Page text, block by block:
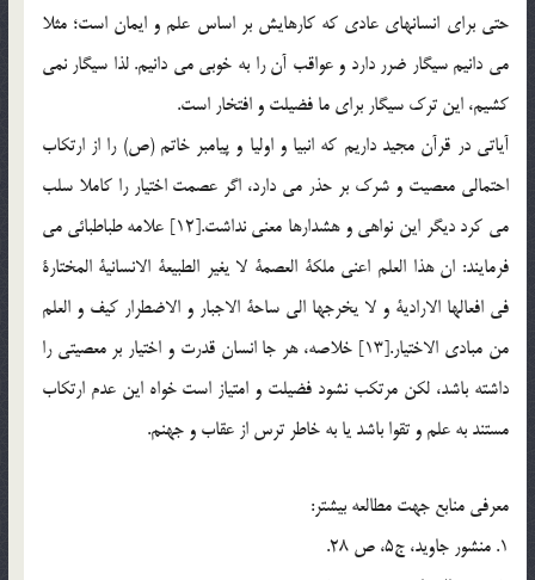
حتي براي انسانهاي عادي كه کارهايش بر اساس علم و ايمان است؛ مثلا
مي دانيم سيگار ضرر دارد و عواقب آن را به خوبي مي دانيم. لذا سيگار نمي
كشيم، اين ترك سيگار براي ما فضيلت و افتخار است.
آياتي در قرآن مجيد داريم كه انبيا و اوليا و پيامبر خاتم (ص) را از ارتكاب
احتمالي معصيت و شرك بر حذر مي دارد، اگر عصمت اختيار را كاملا سلب
مي كرد ديگر اين نواهي و هشدارها معني نداشت.[12] علامه طباطبائي مي
فرمايند: ان هذا العلم اعني ملكة العصمة لا يغير الطبيعة الانسانية المختارة
في افعالها الارادية و لا يخرجها الي ساحة الاجبار و الاضطرار كيف و العلم
من مبادي الاختيار.[13] خلاصه، هر جا انسان قدرت و اختيار بر معصيتي را
داشته باشد، لكن مرتكب نشود فضيلت و امتياز است خواه اين عدم ارتكاب
مستند به علم و تقوا باشد يا به خاطر ترس از عقاب و جهنم.
معرفي منابع جهت مطالعه بيشتر:
1. منشور جاويد، ج5، ص 28.